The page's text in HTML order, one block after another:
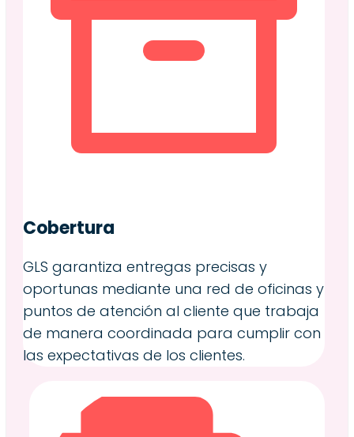
Cobertura
GLS garantiza entregas precisas y
oportunas mediante una red de oficinas y
puntos de atención al cliente que trabaja
de manera coordinada para cumplir con
las expectativas de los clientes.